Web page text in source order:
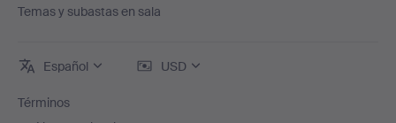
Temas y subastas en sala
Español USD
Términos